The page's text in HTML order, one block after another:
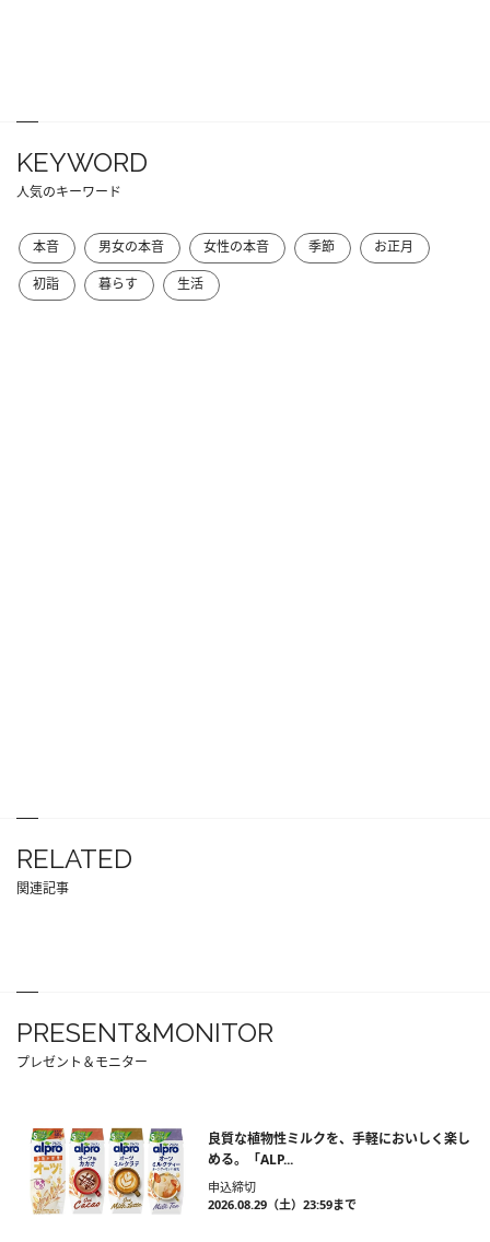
KEYWORD
人気のキーワード
本音 男女の本音 女性の本音 季節
お正月
初詣
暮らす 生活
RELATED
関連記事
PRESENT&MONITOR
プレゼント＆モニター
良質な植物性ミルクを、手軽においしく楽し
める。「ALP...
申込締切
2026.08.29（土）23:59まで